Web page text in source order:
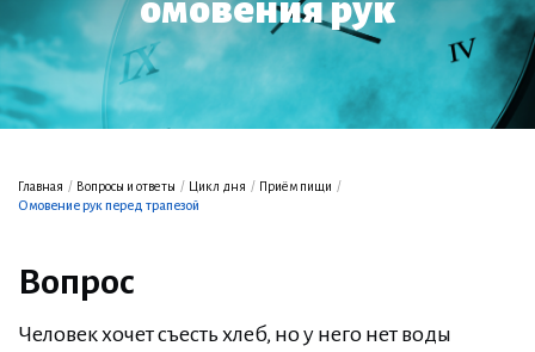
омовения рук
Главная / Вопросы и ответы / Цикл дня / Приём пищи /
Омовение рук перед трапезой
Вопрос
Человек хочет съесть хлеб, но у него нет воды